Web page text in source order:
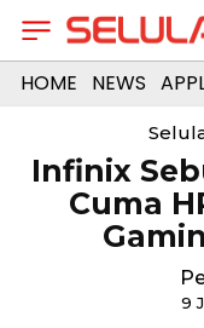
HOME NEWS
Infinix
Cuma
9